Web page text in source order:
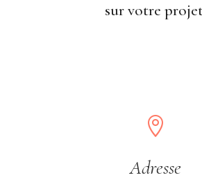
sur votre

Adresse